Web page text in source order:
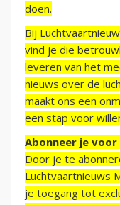
doen.
Bij
vind je die
leveren van het
nieuws over de
maakt ons een
een stap voor
Abonneer je
Door je te
Luchtvaartnieuws
je toegang tot